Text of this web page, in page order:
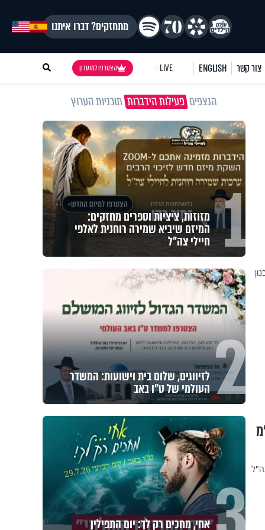
מתחזקים? דברו איתנו
צור קשר ENGLISH
LIVE הצטרפו למועדון
הנצפיםפעילות הידברותתוכניות הערוץ
1 מזוזות, ציציות וספרים מחזקים:
המיזם שיביא שמירה רוחנית לאלפי
חיילי צה"ל
2 לזיווגים, שלום בית וישועות: המשדר
העולמי של ט"ו באב
אחי, מחכים רק לך: יום התפילין